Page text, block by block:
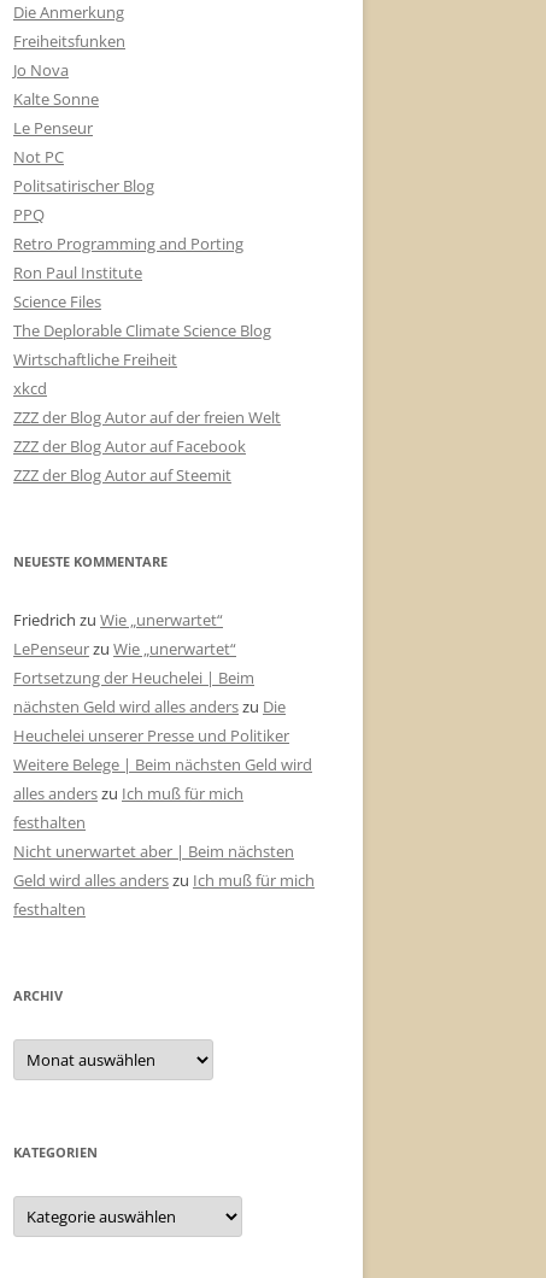
Die Anmerkung
Freiheitsfunken
Jo Nova
Kalte Sonne
Le Penseur
Not PC
Politsatirischer Blog
PPQ
Retro Programming and Porting
Ron Paul Institute
Science Files
The Deplorable Climate Science Blog
Wirtschaftliche Freiheit
xkcd
ZZZ der Blog Autor auf der freien Welt
ZZZ der Blog Autor auf Facebook
ZZZ der Blog Autor auf Steemit
NEUESTE KOMMENTARE
Friedrich zu Wie „unerwartet“
LePenseurzu Wie „unerwartet“
Fortsetzung der Heuchelei | Beim
nächsten Geld wird alles anderszu Die
Heuchelei unserer Presse und Politiker
Weitere Belege | Beim nächsten Geld wird
alles anderszu Ich muß für mich
festhalten
Nicht unerwartet aber | Beim nächsten
Geld wird alles anderszu Ich muß für mich
festhalten
ARCHIV
Archiv
KATEGORIEN
Kategorien